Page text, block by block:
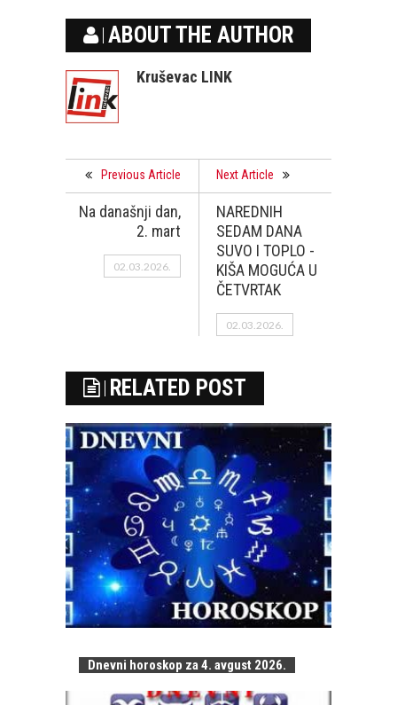
ABOUT THE AUTHOR
Kruševac LINK
Previous Article
Na današnji dan,
2. mart
02.03.2026.
Next Article
NAREDNIH
SEDAM DANA
SUVO I TOPLO -
KIŠA MOGUĆA U
ČETVRTAK
02.03.2026.
RELATED POST
Dnevni horoskop za 4. avgust 2026.